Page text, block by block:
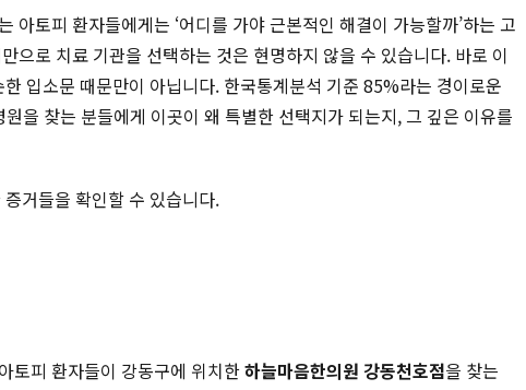
토피 환자들에게는 ‘어디를 가야 근본적인 해결이 가능할까’하는 고
으로 치료 기관을 선택하는 것은 현명하지 않을 수 있습니다. 바로 이
입소문 때문만이 아닙니다. 한국통계분석 기준 85%라는 경이로운
원을 찾는 분들에게 이곳이 왜 특별한 선택지가 되는지, 그 깊은 이유를
거들을 확인할 수 있습니다.
토피 환자들이 강동구에 위치한하늘마음한의원 강동천호점을 찾는